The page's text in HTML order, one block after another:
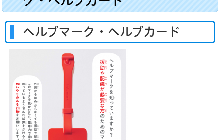
ヘルプマーク・ヘルプカード